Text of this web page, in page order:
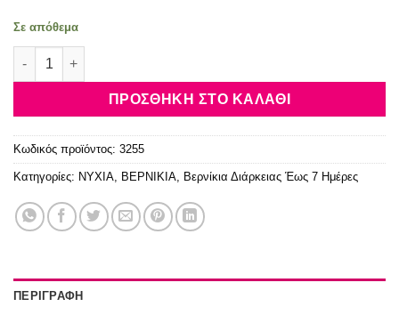
Σε απόθεμα
Essie Expressie #409 High Energy, Low Stress 10ml ποσότητα
ΠΡΟΣΘΉΚΗ ΣΤΟ ΚΑΛΆΘΙ
Κωδικός προϊόντος: 3255
Κατηγορίες: NYXIA ΒΕΡΝΙΚΙΑ Βερνίκια Διάρκειας Έως 7 Ημέρες
ΠΕΡΙΓΡΑΦΉ